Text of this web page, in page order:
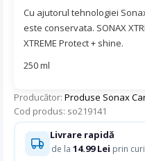
Cu ajutorul tehnologiei
este conservata. SONAX
XTREME Protect + shine.
250 ml
Producător: Produse Sonax
Cod produs: so219141
Livrare rapidă
de la 14.99 Lei prin